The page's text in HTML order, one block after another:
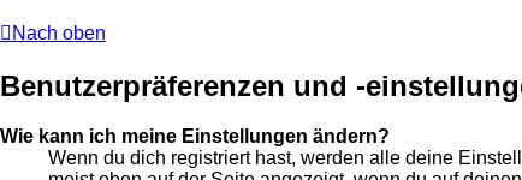
Nach oben
Benutzerpräferenzen und -
Wie kann ich meine Einstellungen ändern?
Wenn du dich registriert hast, werden alle deine